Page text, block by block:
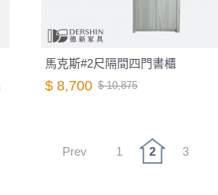
馬克斯#2尺隔間四門書櫃
$ 8,700 $ 10,875
Prev 1 2 3